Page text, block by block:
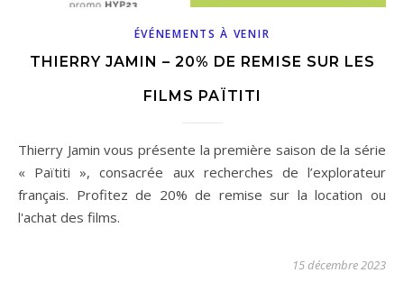
ÉVÉNEMENTS À VENIR
THIERRY JAMIN – 20% DE REMISE SUR LES
FILMS PAÏTITI
Thierry Jamin vous présente la première saison de la série
« Païtiti », consacrée aux recherches de l’explorateur
français. Profitez de 20% de remise sur la location ou
l'achat des films.
15 décembre 2023